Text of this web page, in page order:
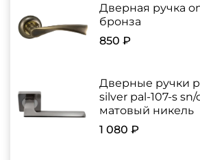
Дверная ручка
бронза
850 ₽
Дверные ручки
silver pal-107-s
матовый никель
1 080 ₽